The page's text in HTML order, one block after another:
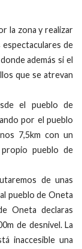
la zona y realizar
espectaculares de
además si el
que se atrevan
el pueblo de
por el pueblo
7,5km con un
pueblo de
de unas
pueblo de Oneta
Oneta declaras
de desnivel. La
inaccesible una